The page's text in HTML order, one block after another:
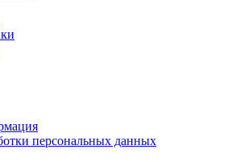
персональных данных